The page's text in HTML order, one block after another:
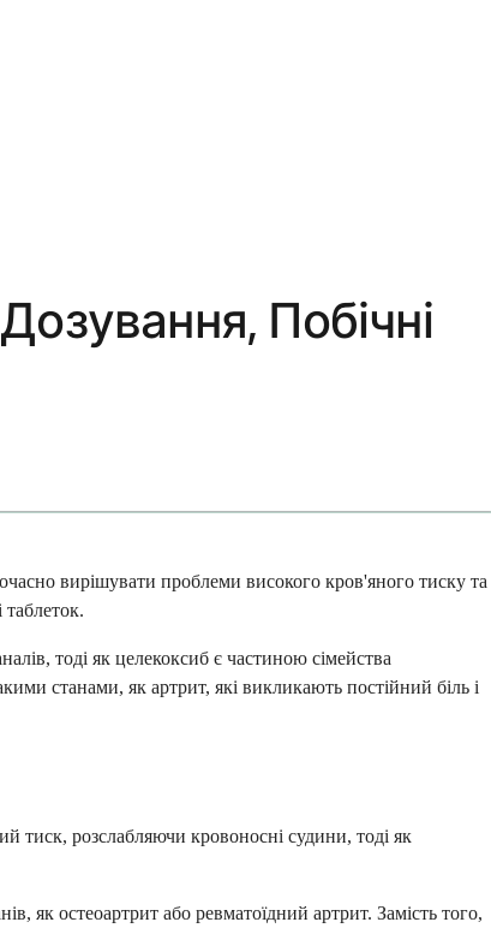
Побічні
вирішувати проблеми високого кров'яного тиску та
тоді як целекоксиб є частиною сімейства
станами, як артрит, які викликають постійний біль і
тиск, розслабляючи кровоносні судини, тоді як
як остеоартрит або ревматоїдний артрит. Замість того,